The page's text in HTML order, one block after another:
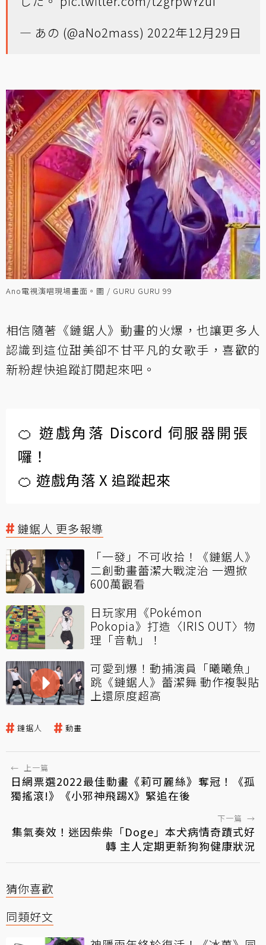
— あの (@aNo2mass) 2022年12月29日
Ano電視演唱現場畫面。圖 / GURU GURU 99
相信隨著《鏈鋸人》動畫的火爆，也讓更多人
認識到這位甜美卻不甘平凡的女歌手，喜歡的
新粉趕快追蹤訂閱起來吧。
🍊 遊戲角落 Discord 伺服器開張
囉！
🍊 遊戲角落 X 追蹤起來
鏈鋸人 更多報導
「一發」不可收拾！《鏈鋸人》
二創動畫蕾潔大戰淀治 一週掀
600萬觀看
日玩家用《Pokémon
Pokopia》打造〈IRIS OUT〉物
理「音軌」！
可愛到爆！動捕演員「曦曦魚」
跳《鏈鋸人》蕾潔舞 動作複製貼
上還原度超高
鏈鋸人 動畫
← 上一篇
日網票選2022最佳動畫《莉可麗絲》奪冠！《孤
獨搖滾!》《小邪神飛踢X》緊追在後
下一篇 →
集氣奏效！迷因柴柴「Doge」本犬病情奇蹟式好
轉 主人定期更新狗狗健康狀況
猜你喜歡
同類好文